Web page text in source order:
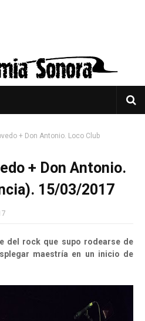
+ Don Antonio. Loco Club
+ Don Antonio.
15/03/2017
del rock que supo rodearse de
maestría en un inicio de